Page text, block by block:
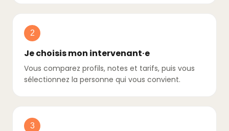
2
Je choisis mon intervenant·e
Vous comparez profils, notes et tarifs, puis vous
sélectionnez la personne qui vous convient.
3